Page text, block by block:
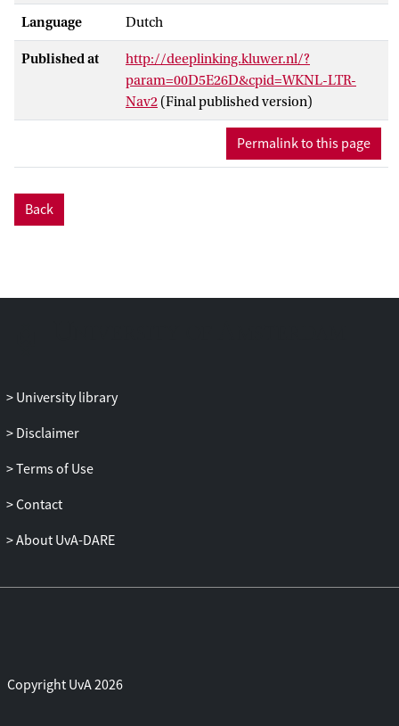
Language Dutch
Published at
http://deeplinking.kluwer.nl/?
param=00D5E26D&cpid=WKNL-LTR-
Nav2 (Final published version)
Permalink to this page
Back
University library
Disclaimer
Terms of Use
Contact
About UvA-DARE
Copyright UvA 2026